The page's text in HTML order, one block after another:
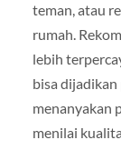
teman, atau
rumah.
lebih
bisa dijadikan
menanyakan
menilai